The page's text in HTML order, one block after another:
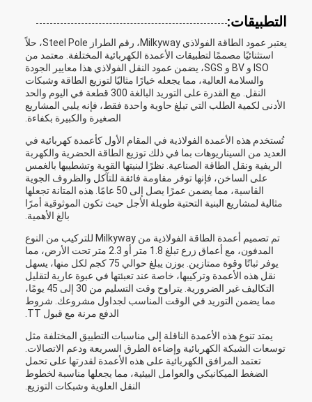
التطبيقات:
يعتبر عمود الطاقة الفولاذي Milkyway، رقم الطراز Steel Pole، حلاً
استثنائيًا مصممًا لتطبيقات الأعمدة الكهربائية المختلفة. معتمد من
ISO و BV و SGS، يضمن عمود النقل الفولاذي هذا معايير الجودة
والسلامة العالية، مما يجعله خيارًا مثاليًا لتوزيع الطاقة وشبكات
النقل. مع القدرة على التوريد البالغة 300 قطعة في اليوم والحد
الأدنى لكمية الطلب التي تبلغ حاوية واحدة فقط، فإنه يلبي المشاريع
الصغيرة والكبيرة بكفاءة.
تُستخدم هذه الأعمدة الفولاذية في المقام الأول كأعمدة كهربائية في
العديد من السيناريوهات بما في ذلك توزيع الطاقة الحضرية والكهربة
الريفية ونقل الطاقة الصناعية. نظرًا لبنيتها القوية وتشطيبها بالغمس
على الساخن، فإنها توفر مقاومة فائقة للتآكل والظروف الجوية
القاسية، مما يضمن عمرًا يصل إلى 50 عامًا. هذه المتانة تجعلها
مثالية لمشاريع البنية التحتية طويلة الأجل حيث تكون الموثوقية أمرًا
بالغ الأهمية.
تم تصميم أعمدة الطاقة الفولاذية من Milkyway للتركيب من النوع
المدفون، مع أعماق زرع تبلغ 1.8 متر أو 2.3 متر تحت الأرض، مما
يوفر ثباتًا وقوة ممتازين. بوزن يبلغ حوالي 75 كجم لكل منها، يسهل
نقل هذه الأعمدة وتركيبها، خاصة عند تعبئتها في عبوة عارية لتقليل
التكاليف غير الضرورية. يتراوح وقت التسليم من 30 إلى 45 يومًا،
مما يضمن التوريد في الوقت المناسب لجداول مشروعك. شروط
الدفع مرنة مع قبول TT.
يمتد تنوع هذه الأعمدة الناقلة إلى مناسبات التطبيق المختلفة مثل
توسعات الشبكة الكهربائية وإضاءة الطرق السريعة ودعم الاتصالات.
تعتمد المرافق الكهربائية على هذه الأعمدة لقدرتها على تحمل
الضغط الميكانيكي والعوامل البيئية، مما يجعلها مناسبة لخطوط
النقل العلوية وشبكات التوزيع.